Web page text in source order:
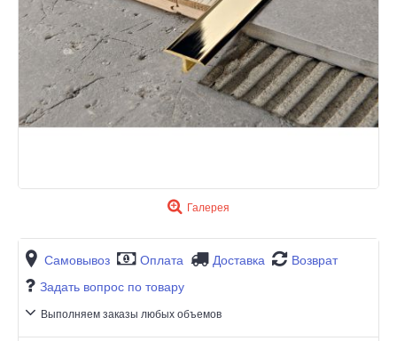
Галерея
Самовывоз Оплата Доставка
Возврат
Задать вопрос по товару
Выполняем заказы любых объемов